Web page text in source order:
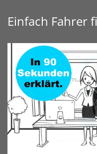
Einfach Fahrer